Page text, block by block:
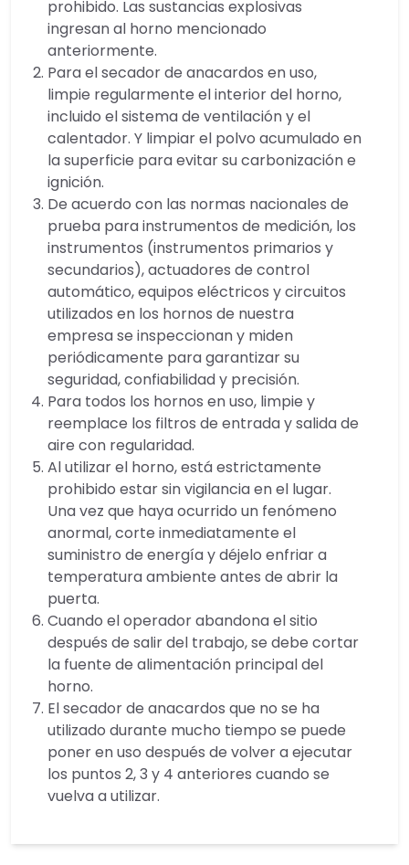
prohibido. Las sustancias explosivas
ingresan al horno mencionado
anteriormente.
Para el secador de anacardos en uso,
limpie regularmente el interior del horno,
incluido el sistema de ventilación y el
calentador. Y limpiar el polvo acumulado en
la superficie para evitar su carbonización e
ignición.
De acuerdo con las normas nacionales de
prueba para instrumentos de medición, los
instrumentos (instrumentos primarios y
secundarios), actuadores de control
automático, equipos eléctricos y circuitos
utilizados en los hornos de nuestra
empresa se inspeccionan y miden
periódicamente para garantizar su
seguridad, confiabilidad y precisión.
Para todos los hornos en uso, limpie y
reemplace los filtros de entrada y salida de
aire con regularidad.
Al utilizar el horno, está estrictamente
prohibido estar sin vigilancia en el lugar.
Una vez que haya ocurrido un fenómeno
anormal, corte inmediatamente el
suministro de energía y déjelo enfriar a
temperatura ambiente antes de abrir la
puerta.
Cuando el operador abandona el sitio
después de salir del trabajo, se debe cortar
la fuente de alimentación principal del
horno.
El secador de anacardos que no se ha
utilizado durante mucho tiempo se puede
poner en uso después de volver a ejecutar
los puntos 2, 3 y 4 anteriores cuando se
vuelva a utilizar.